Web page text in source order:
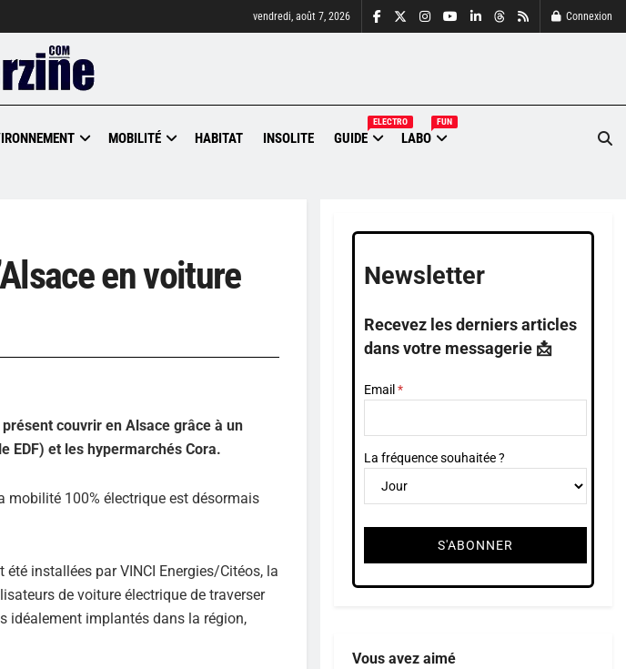
vendredi, août 7, 2026 Connexion
MOBILITÉ HABITAT INSOLITE GUIDE
ELECTRO
LABO
FUN
en voiture
couvrir en Alsace grâce à un
EDF) et les hypermarchés Cora.
mobilité 100% électrique est désormais
installées par VINCI Energies/Citéos, la
de voiture électrique de traverser
idéalement implantés dans la région,
Newsletter
Recevez les derniers articles
dans votre messagerie 📩
Email
La fréquence souhaitée ?
Vous avez aimé